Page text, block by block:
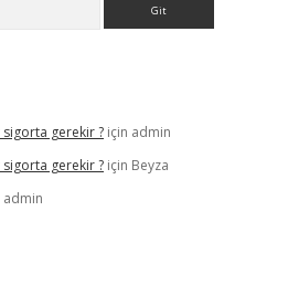
gerekir ? için admin
gerekir ? için Beyza
admin